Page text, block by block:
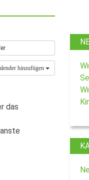
hinzufügen
das